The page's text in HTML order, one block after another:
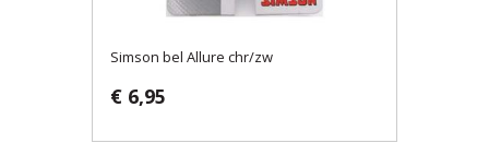
Simson bel Allure chr/zw
€ 6,95